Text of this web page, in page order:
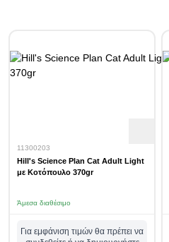
11300203
Hill's Science Plan Cat Adult Light
με Κοτόπουλο 370gr
Άμεσα διαθέσιμο
Για εμφάνιση τιμών θα πρέπει να